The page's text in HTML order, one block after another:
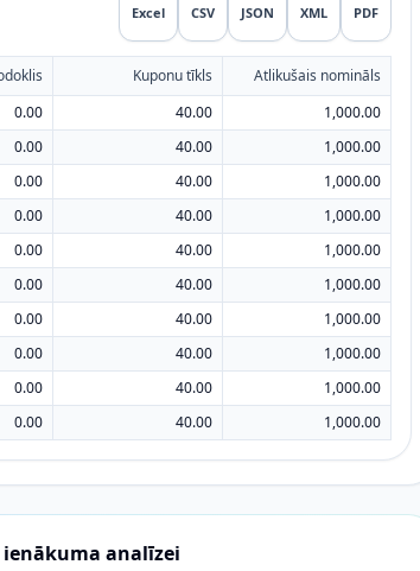
Excel CSV JSON XML PDF
Kuponu tīkls
Atlikušais nomināls
0.00 40.00
1,000.00
0.00 40.00
1,000.00
0.00 40.00
1,000.00
0.00 40.00
1,000.00
0.00 40.00
1,000.00
0.00 40.00
1,000.00
0.00 40.00
1,000.00
0.00 40.00
1,000.00
0.00 40.00
1,000.00
0.00 40.00 1,000.00
analīzei